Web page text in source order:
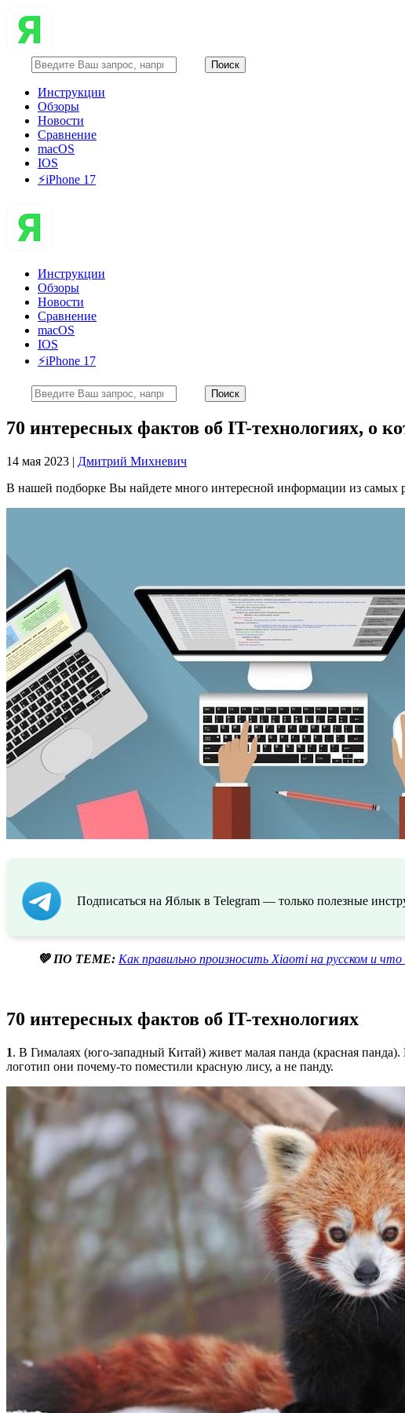
Инструкции
Обзоры
Новости
Сравнение
macOS
IOS
⚡️iPhone 17
Инструкции
Обзоры
Новости
Сравнение
macOS
IOS
⚡️iPhone 17
70 интересных фактов об IT-технологиях, о
14 мая 2023 | Дмитрий Михневич
В нашей подборке Вы найдете много интересной информации из самых
Подписаться на Яблык в Telegram — только полезные
💚 ПО ТЕМЕ: Как правильно произносить Xiaomi на русском и
70 интересных фактов об IT-технологиях
1. В Гималаях (юго-западный Китай) живет малая панда (красная
логотип они почему-то поместили красную лису, а не панду.